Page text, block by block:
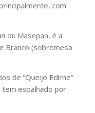
com
ou Masepan, é a
Branco (sobremesa
de “Queijo Edirne”
tem espalhado por